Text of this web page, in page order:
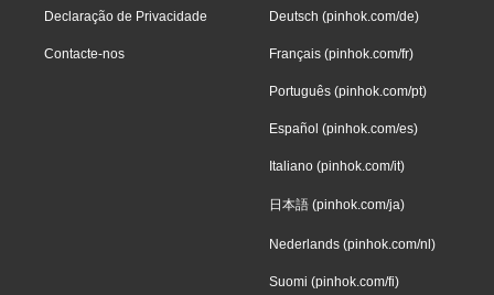
Declaração de Privacidade
Contacte-nos
Deutsch (pinhok.com/de)
Français (pinhok.com/fr)
Português (pinhok.com/pt)
Español (pinhok.com/es)
Italiano (pinhok.com/it)
日本語 (pinhok.com/ja)
Nederlands (pinhok.com/nl)
Suomi (pinhok.com/fi)